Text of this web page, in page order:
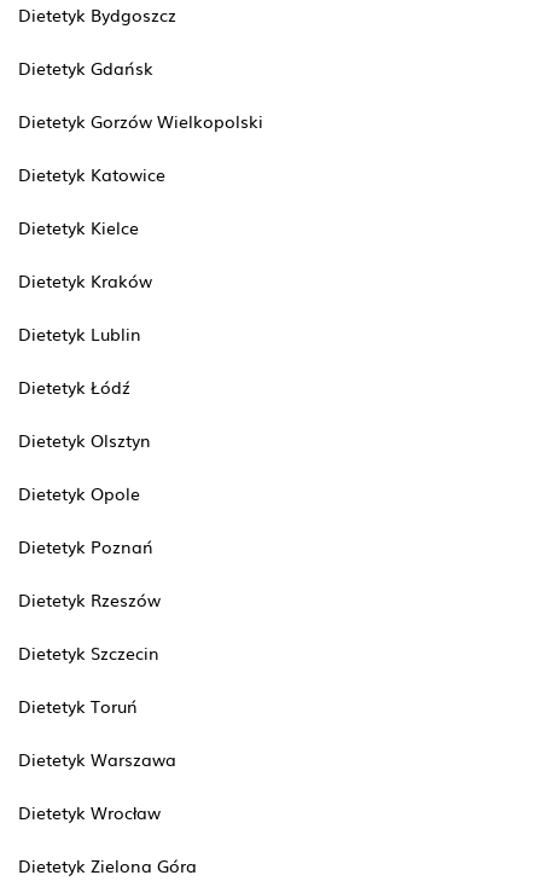
Dietetyk Bydgoszcz
Dietetyk Gdańsk
Dietetyk Gorzów Wielkopolski
Dietetyk Katowice
Dietetyk Kielce
Dietetyk Kraków
Dietetyk Lublin
Dietetyk Łódź
Dietetyk Olsztyn
Dietetyk Opole
Dietetyk Poznań
Dietetyk Rzeszów
Dietetyk Szczecin
Dietetyk Toruń
Dietetyk Warszawa
Dietetyk Wrocław
Dietetyk Zielona Góra